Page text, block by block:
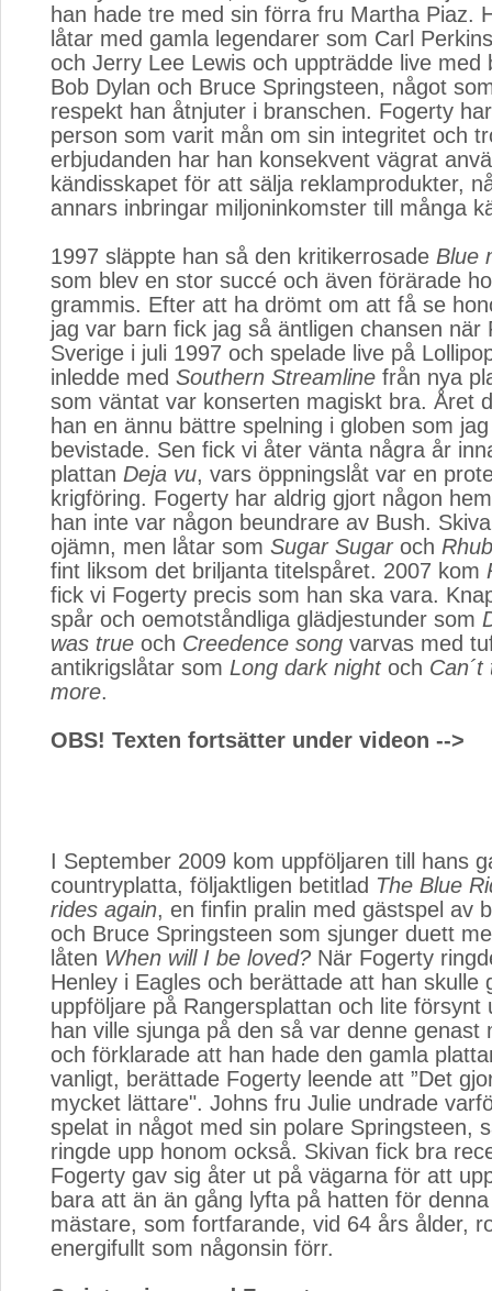
han hade tre med sin förra fru Martha Piaz.
låtar med gamla legendarer som Carl
och Jerry Lee Lewis och uppträdde live med
Bob Dylan och Bruce Springsteen, något
respekt han åtnjuter i branschen. Fogerty
person som varit mån om sin integritet och
erbjudanden har han konsekvent vägrat
kändisskapet för att sälja reklamprodukter,
annars inbringar miljoninkomster till många
1997 släppte han så den kritikerrosade Blue
som blev en stor succé och även förärade
grammis. Efter att ha drömt om att få se
jag var barn fick jag så äntligen chansen när
Sverige i juli 1997 och spelade live på
inledde med Southern Streamline från nya
som väntat var konserten magiskt bra. Året
han en ännu bättre spelning i globen som
bevistade. Sen fick vi åter vänta några år
plattan Deja vu, vars öppningslåt var en
krigföring. Fogerty har aldrig gjort någon
han inte var någon beundrare av Bush.
ojämn, men låtar som Sugar Sugaroch
fint liksom det briljanta titelspåret. 2007 kom
fick vi Fogerty precis som han ska vara.
spår och oemotståndliga glädjestunder som
was true och Creedence song varvas med
antikrigslåtar som Long dark nightoch
more.
OBS! Texten fortsätter under videon -->
I September 2009 kom uppföljaren till hans
countryplatta, följaktligen betitlad The Blue
rides again, en finfin pralin med gästspel av
och Bruce Springsteen som sjunger duett
låten When will I be loved? När Fogerty
Henley i Eagles och berättade att han skulle
uppföljare på Rangersplattan och lite försynt
han ville sjunga på den så var denne genast
och förklarade att han hade den gamla
vanligt, berättade Fogerty leende att ”Det
mycket lättare". Johns fru Julie undrade
spelat in något med sin polare Springsteen,
ringde upp honom också. Skivan fick bra
Fogerty gav sig åter ut på vägarna för att
bara att än än gång lyfta på hatten för
mästare, som fortfarande, vid 64 års ålder,
energifullt som någonsin förr.